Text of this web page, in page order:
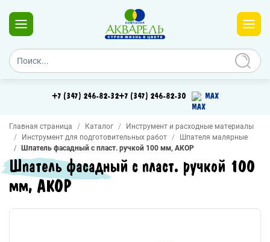
+7 (347) 246-82-32+7 (347) 246-82-30 MAX
Главная страница Каталог
Инструмент и расходные материалы
Инструмент для подготовительных работ
Шпателя малярные
Шпатель фасадный с пласт. ручкой 100 мм, АКОР
Шпатель фасадный с пласт. ручкой 100
мм, АКОР